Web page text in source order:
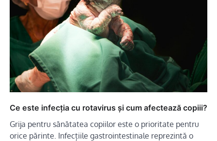
Ce este infecția cu rotavirus și cum afectează copiii?
Grija pentru sănătatea copiilor este o prioritate pentru
orice părinte. Infecțiile gastrointestinale reprezintă o